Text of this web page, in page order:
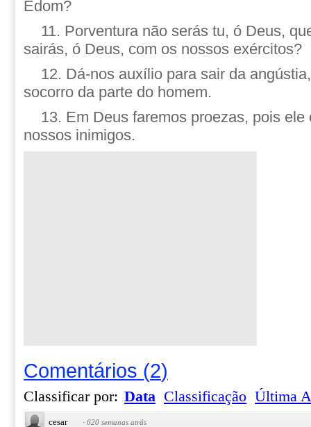
Edom?
11. Porventura não serás tu, ó Deus,
sairás, ó Deus, com os nossos exércitos?
12. Dá-nos auxílio para sair da
socorro da parte do homem.
13. Em Deus faremos proezas, pois
nossos inimigos.
Comentários (2)
Classificar por: Data Classificação Última
cesar · 620 semanas atrás